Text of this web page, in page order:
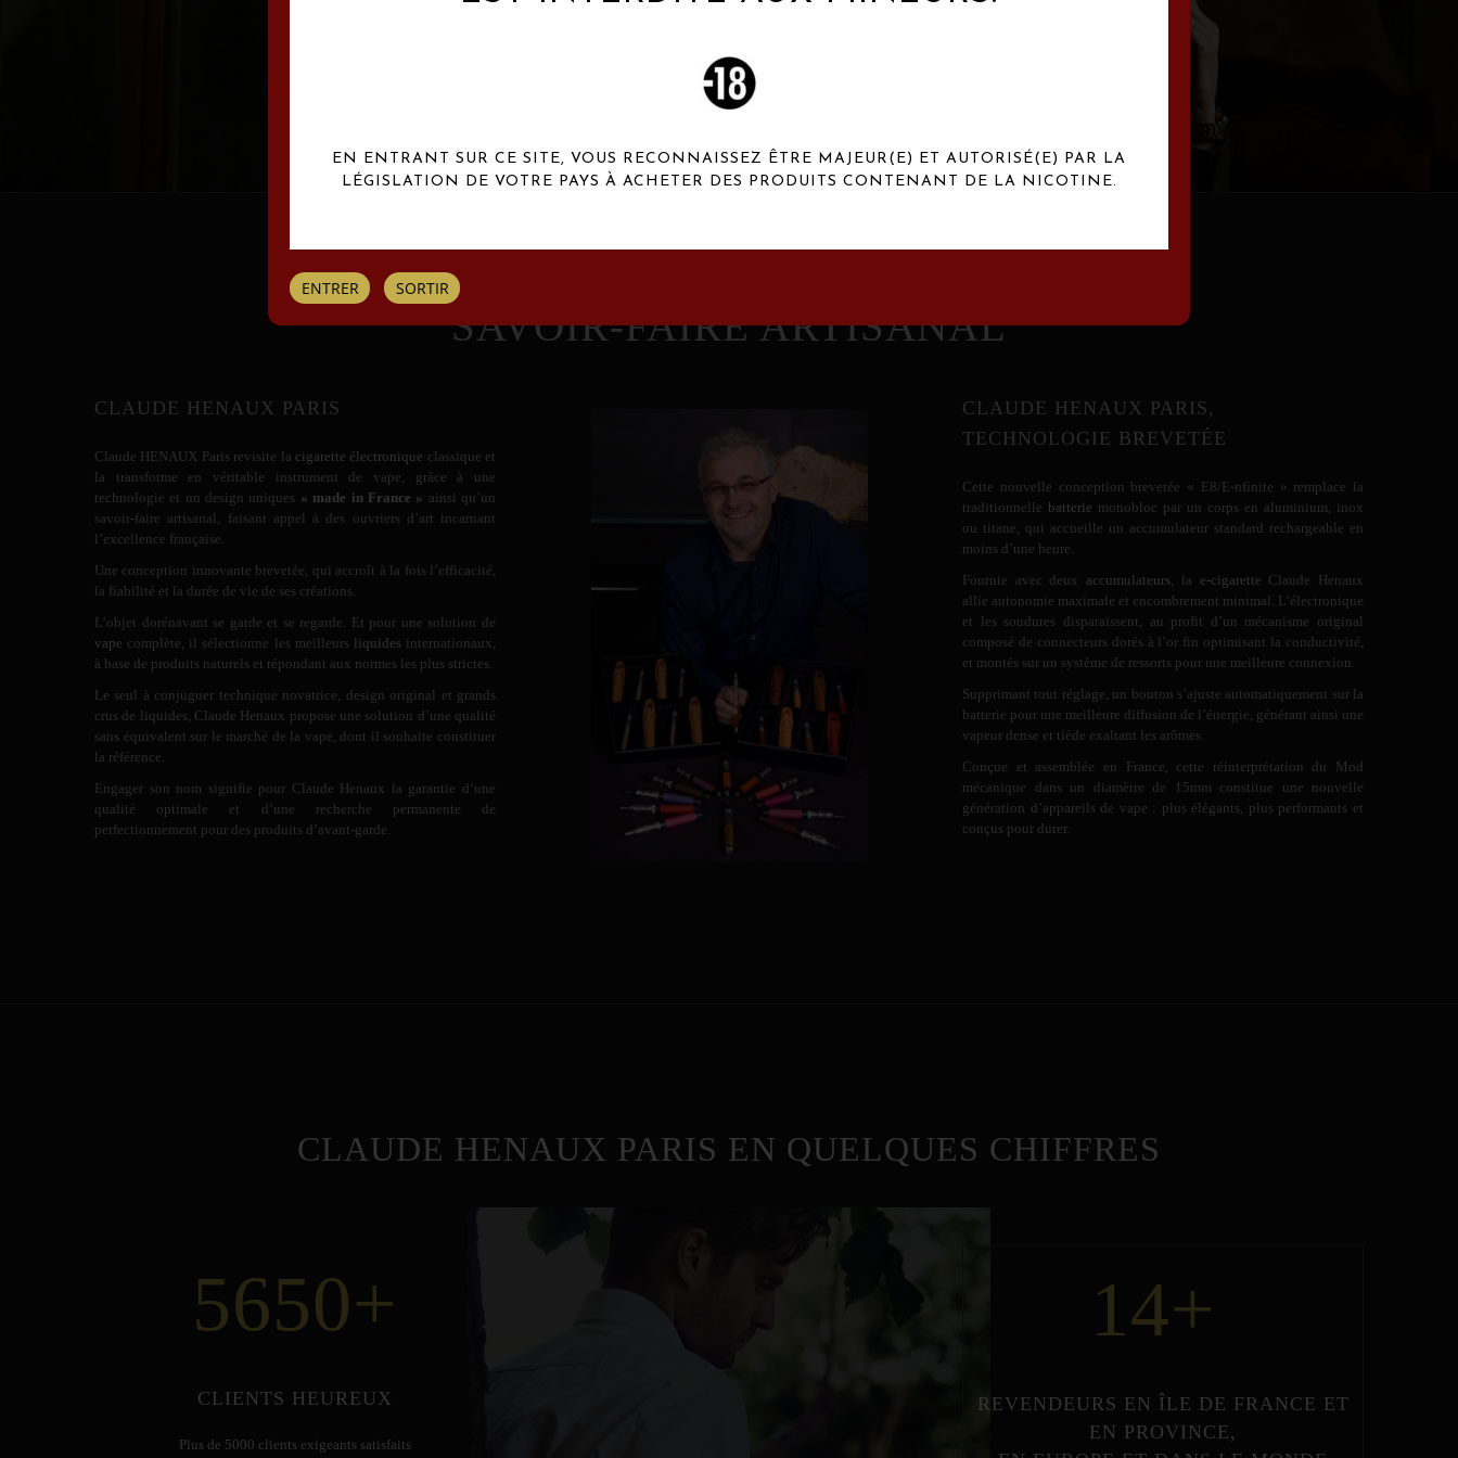
SAVOIR-FAIRE ARTISANAL
CLAUDE HENAUX PARIS
Claude HENAUX Paris revisite la cigarette électronique classique et
la transforme en véritable instrument de vape, grâce à une
technologie et un design uniques « made in France » ainsi qu’un
savoir-faire artisanal, faisant appel à des ouvriers d’art incarnant
l’excellence française.
Une conception innovante brevetée, qui accroît à la fois l’efficacité,
la fiabilité et la durée de vie de ses créations.
L’objet dorénavant se garde et se regarde. Et pour une solution de
vape complète, il sélectionne les meilleurs liquidesinternationaux,
à base de produits naturels et répondant aux normes les plus strictes.
Le seul à conjuguer technique novatrice, design original et grands
crus de liquides, Claude Henaux propose une solution d’une qualité
sans équivalent sur le marché de la vape, dont il souhaite constituer
la référence.
Engager son nom signifie pour Claude Henaux la garantie d’une
qualité optimale et d’une recherche permanente de
perfectionnement pour des produits d’avant-garde.
CLAUDE HENAUX PARIS,
TECHNOLOGIE BREVETÉE
Cette nouvelle conception brevetée « E8/E-nfinite » remplace la
traditionnelle batterie monobloc par un corps en aluminium, inox
ou titane, qui accueille un accumulateur standard rechargeable en
moins d’une heure.
Fournie avec deux accumulateurs , la e-cigarette Claude Henaux
allie autonomie maximale et encombrement minimal. L’électronique
et les soudures disparaissent, au profit d’un mécanisme original
composé de connecteurs dorés à l’or fin optimisant la conductivité,
et montés sur un système de ressorts pour une meilleure connexion.
Supprimant tout réglage, un bouton s’ajuste automatiquement sur la
batterie pour une meilleure diffusion de l’énergie, générant ainsi une
vapeur dense et tiède exaltant les arômes.
Conçue et assemblée en France, cette réinterprétation du Mod
mécanique dans un diamètre de 15mm constitue une nouvelle
génération d’appareils de vape : plus élégants, plus performants et
conçus pour durer.
CLAUDE HENAUX PARIS EN QUELQUES CHIFFRES
5650+
CLIENTS HEUREUX
Plus de 5000 clients exigeants satisfaits
14+
REVENDEURS EN ÎLE DE FRANCE ET
EN PROVINCE,
EN ENTRANT SUR CE SITE, VOUS RECONNAISSEZ ÊTRE MAJEUR(E) ET AUTORISÉ(E) PAR LA
LÉGISLATION DE VOTRE PAYS À ACHETER DES PRODUITS CONTENANT DE LA NICOTINE.
ENTRER SORTIR